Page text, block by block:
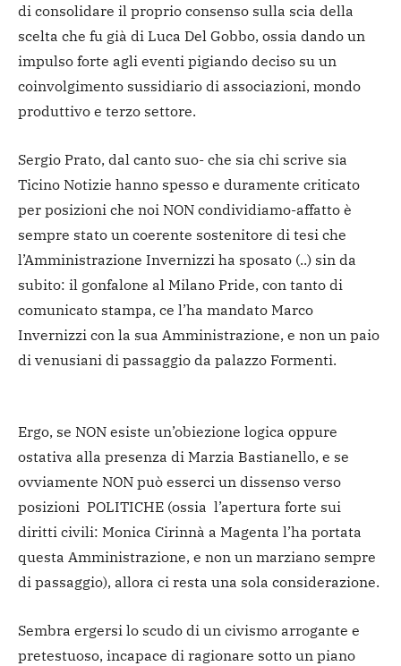
di consolidare il proprio consenso sulla scia della
scelta che fu già di Luca Del Gobbo, ossia dando un
impulso forte agli eventi pigiando deciso su un
coinvolgimento sussidiario di associazioni, mondo
produttivo e terzo settore.
Sergio Prato, dal canto suo- che sia chi scrive sia
Ticino Notizie hanno spesso e duramente criticato
per posizioni che noi NON condividiamo-affatto è
sempre stato un coerente sostenitore di tesi che
l’Amministrazione Invernizzi ha sposato (..) sin da
subito: il gonfalone al Milano Pride, con tanto di
comunicato stampa, ce l’ha mandato Marco
Invernizzi con la sua Amministrazione, e non un paio
di venusiani di passaggio da palazzo Formenti.
Ergo, se NON esiste un’obiezione logica oppure
ostativa alla presenza di Marzia Bastianello, e se
ovviamente NON può esserci un dissenso verso
posizioni POLITICHE (ossia l’apertura forte sui
diritti civili: Monica Cirinnà a Magenta l’ha portata
questa Amministrazione, e non un marziano sempre
di passaggio), allora ci resta una sola considerazione.
Sembra ergersi lo scudo di un civismo arrogante e
pretestuoso, incapace di ragionare sotto un piano